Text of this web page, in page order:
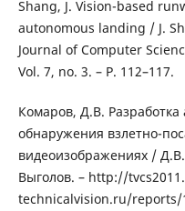
Shang, J. Vision-based
autonomous landing / J.
Journal of Computer
Vol. 7, no. 3. – P. 112–117.
Комаров, Д.В. Разработка
обнаружения взлетно-
видеоизображениях /
Выголов. – http://tvcs2011.
technicalvision.ru/reports/